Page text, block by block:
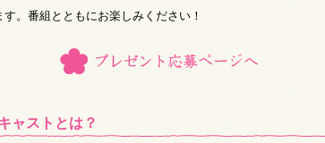
す。番組とともにお楽しみください！
ャストとは？